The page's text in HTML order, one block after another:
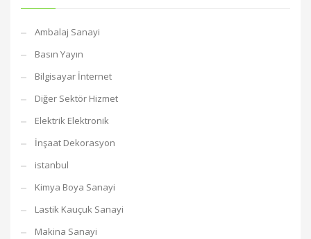
Ambalaj Sanayi
Basın Yayın
Bilgisayar İnternet
Diğer Sektör Hizmet
Elektrik Elektronik
İnşaat Dekorasyon
istanbul
Kimya Boya Sanayi
Lastik Kauçuk Sanayi
Makina Sanayi